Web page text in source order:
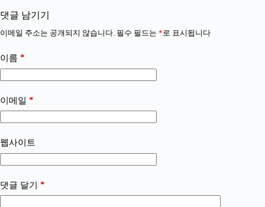
댓글 남기기
이메일 주소는 공개되지 않습니다. 필수 필드는 *로 표시됩니다
이름 *
이메일 *
웹사이트
댓글 달기 *